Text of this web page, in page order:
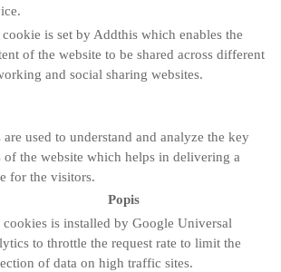
cookie is set by Addthis which enables the
of the website to be shared across different
and social sharing websites.
used to understand and analyze the key
of the website which helps in delivering a
for the visitors.
Popis
cookies is installed by Google Universal
to throttle the request rate to limit the
of data on high traffic sites.